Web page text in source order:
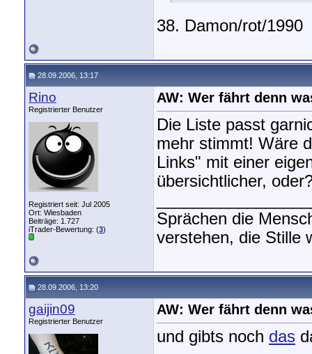
38. Damon/rot/1990
28.09.2006, 13:17
Rino
Registrierter Benutzer
Registriert seit: Jul 2005
Ort: Wiesbaden
Beiträge: 1.727
iTrader-Bewertung: (3)
AW: Wer fährt denn
Die Liste passt
mehr stimmt! Wäre
Links" mit einer
übersichtlicher,
Sprächen die
verstehen, die Stille
28.09.2006, 13:20
gaijin09
Registrierter Benutzer
AW: Wer fährt denn
und gibts noch das